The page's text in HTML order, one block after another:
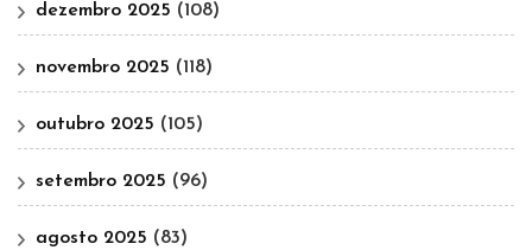
dezembro 2025 (108)
novembro 2025 (118)
outubro 2025 (105)
setembro 2025 (96)
agosto 2025 (83)